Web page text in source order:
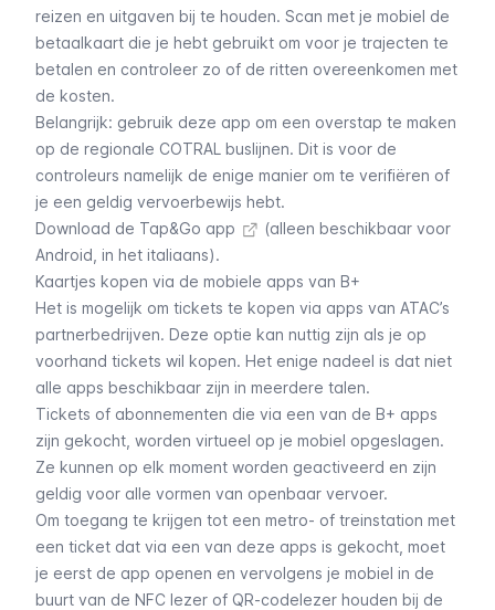
reizen en uitgaven bij te houden. Scan met je mobiel de
betaalkaart die je hebt gebruikt om voor je trajecten te
betalen en controleer zo of de ritten overeenkomen met
de kosten.
Belangrijk: gebruik deze app om een overstap te maken
op de regionale COTRAL buslijnen. Dit is voor de
controleurs namelijk de enige manier om te verifiëren of
je een geldig vervoerbewijs hebt.
Download de Tap&Go app
(alleen beschikbaar voor
Android, in het italiaans).
Kaartjes kopen via de mobiele apps van B+
Het is mogelijk om tickets te kopen via apps van ATAC’s
partnerbedrijven. Deze optie kan nuttig zijn als je op
voorhand tickets wil kopen. Het enige nadeel is dat niet
alle apps beschikbaar zijn in meerdere talen.
Tickets of abonnementen die via een van de B+ apps
zijn gekocht, worden virtueel op je mobiel opgeslagen.
Ze kunnen op elk moment worden geactiveerd en zijn
geldig voor alle vormen van openbaar vervoer.
Om toegang te krijgen tot een metro- of treinstation met
een ticket dat via een van deze apps is gekocht, moet
je eerst de app openen en vervolgens je mobiel in de
buurt van de NFC lezer of QR-codelezer houden bij de